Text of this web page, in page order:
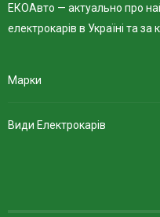
ЕКОАвто — актуально про
електрокарів в Україні та за
Марки
Види Електрокарів